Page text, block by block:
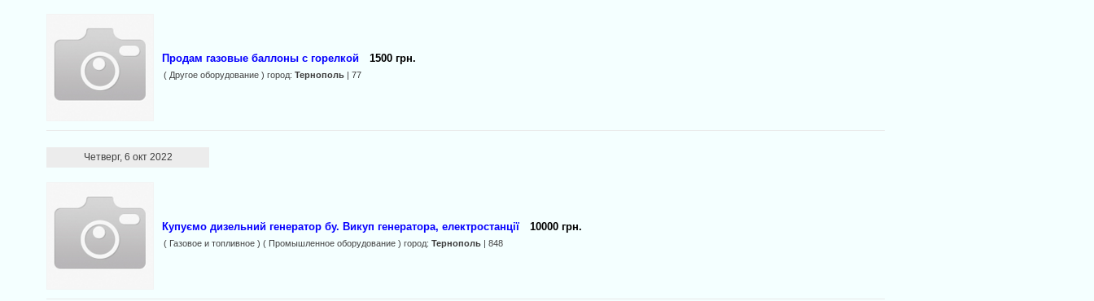
Продам газовые баллоны с горелкой 1500 грн.
( Другое оборудование ) город:Тернополь | 77
Четверг, 6 окт 2022
Купуємо дизельний генератор бу. Викуп генератора, електростанції 10000 грн.
( Газовое и топливное ) ( Промышленное оборудование ) город:Тернополь | 848